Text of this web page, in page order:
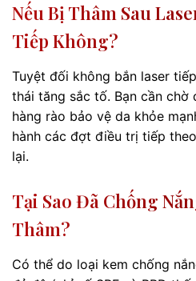
Nếu Bị Thâm Sau
Tiếp Không?
Tuyệt đối không bắn laser
thái tăng sắc tố. Bạn cần chờ
hàng rào bảo vệ da khỏe
hành các đợt điều trị tiếp
lại.
Tại Sao Đã Chống
Thâm?
Có thể do loại kem chống